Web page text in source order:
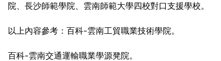
院、長沙師範學院、雲南師範大學四校對口支援學校。
以上內容參考：百科-雲南工貿職業技術學院。
百科-雲南交通運輸職業學源凳院。